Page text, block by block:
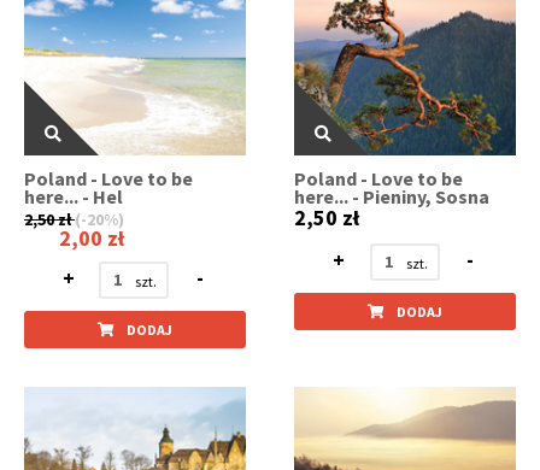
Poland - Love to be
here... - Hel
2,50 zł (-20%)
2,00 zł
+
-
DODAJ
Poland - Love to be
here... - Pieniny, Sosna
2,50 zł
+
-
DODAJ